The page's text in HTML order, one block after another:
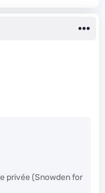
privée (Snowden for